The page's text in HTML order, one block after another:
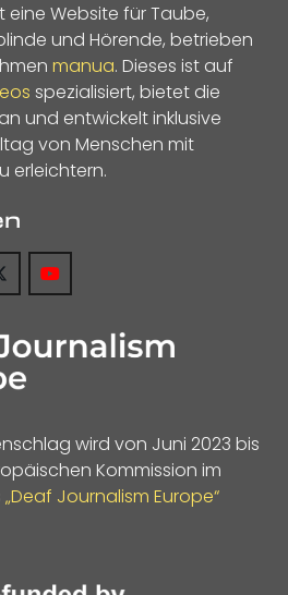
eine Website für Taube,
und Hörende, betrieben
manua. Dieses ist auf
spezialisiert, bietet die
an und entwickelt inklusive
von Menschen mit
erleichtern.
wird von Juni 2023 bis
Kommission im
„Deaf Journalism Europe“